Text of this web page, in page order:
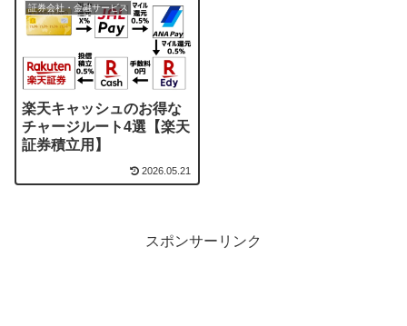
証券会社・金融サービス
楽天キャッシュのお得な
チャージルート4選【楽天
証券積立用】
2026.05.21
スポンサーリンク